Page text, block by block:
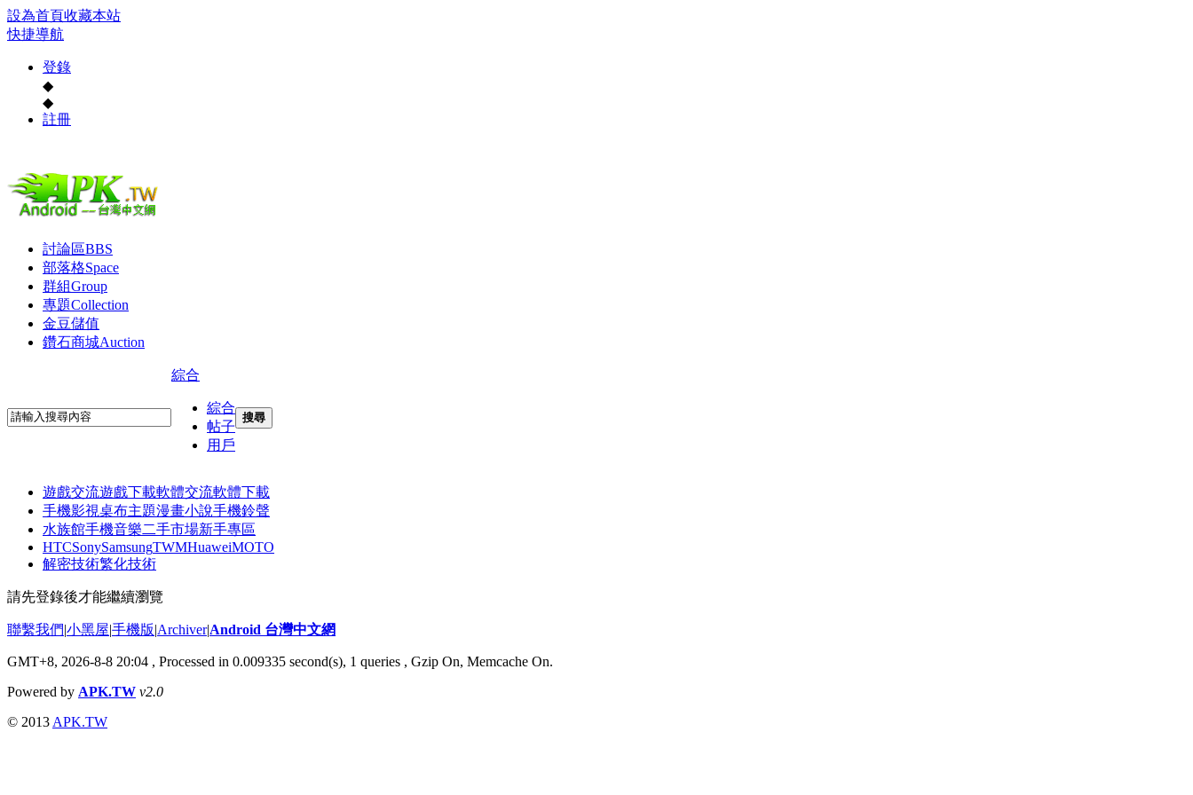
設為首頁收藏本站
快捷導航
登錄
◆
◆
註冊
討論區BBS
部落格Space
群組Group
專題Collection
金豆儲值
鑽石商城Auction
綜合
綜合
帖子
用戶
搜尋
遊戲交流遊戲下載軟體交流軟體下載
手機影視桌布主題漫畫小說手機鈴聲
水族館手機音樂二手市場新手專區
HTCSonySamsungTWMHuaweiMOTO
解密技術繁化技術
請先登錄後才能繼續瀏覽
聯繫我們|小黑屋|手機版|Archiver|Android 台灣中文網
GMT+8, 2026-8-8 20:04 , Processed in 0.009335 second(s), 1 queries , Gzip On, Memcache On.
Powered by APK.TW v2.0
© 2013 APK.TW